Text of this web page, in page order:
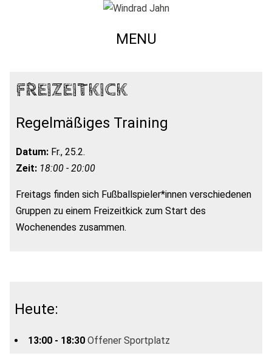
MENU
FREIZEITKICK
Regelmäßiges Training
Datum: Fr., 25.2.
Zeit: 18:00 - 20:00
Freitags finden sich Fußballspieler*innen verschiedenen
Gruppen zu einem Freizeitkick zum Start des
Wochenendes zusammen.
Heute:
13:00 - 18:30 Offener Sportplatz